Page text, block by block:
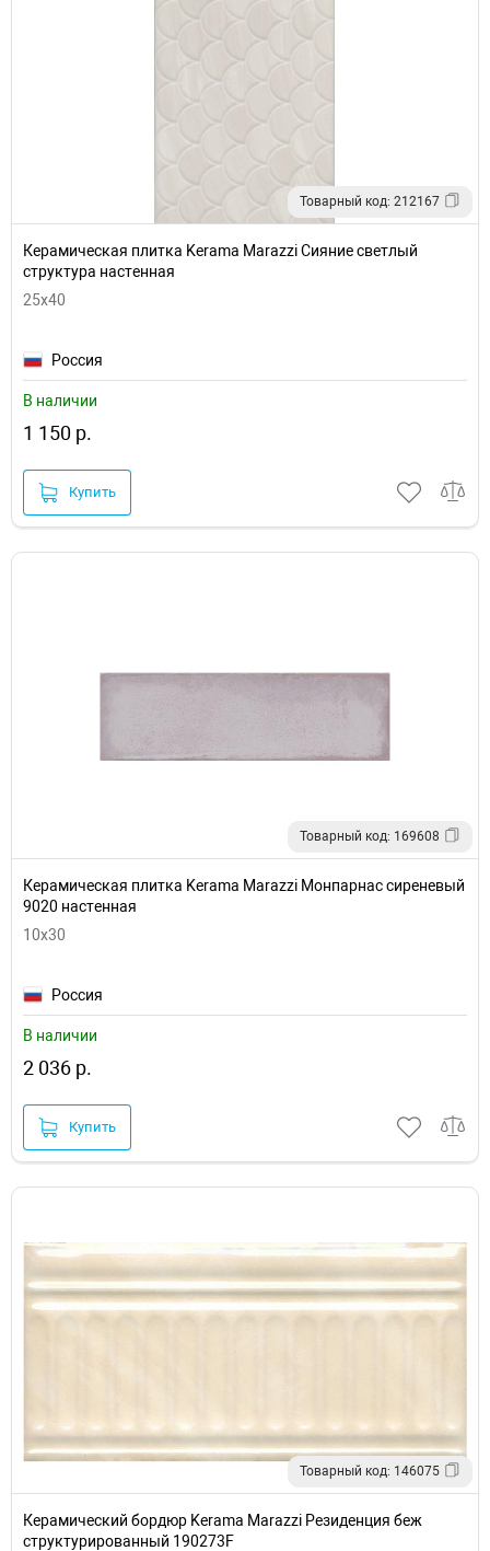
Товарный код: 212167
Керамическая плитка Kerama Marazzi Сияние светлый
структура настенная
25x40
Россия
В наличии
1 150 р.
Купить
Товарный код: 169608
Керамическая плитка Kerama Marazzi Монпарнас сиреневый
9020 настенная
10x30
Россия
В наличии
2 036 р.
Купить
Товарный код: 146075
Керамический бордюр Kerama Marazzi Резиденция беж
структурированный 190273F